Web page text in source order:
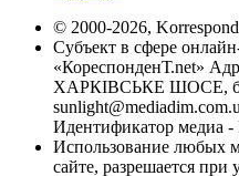
© 2000-2026,
Субъект в сфере
«КореспонденТ.net»
ХАРКІВСЬКЕ ШОСЕ,
Идентификатор медиа -
Использование любых
сайте, разрешается при